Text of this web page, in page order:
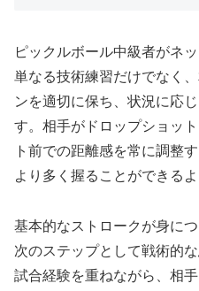
ピックルボール中級者がネ
単なる技術練習だけでなく
ンを適切に保ち、状況に応
す。相手がドロップショッ
ト前での距離感を常に調整
より多く握ることができるよ
基本的なストロークが身に
次のステップとして戦術的
試合経験を重ねながら、相